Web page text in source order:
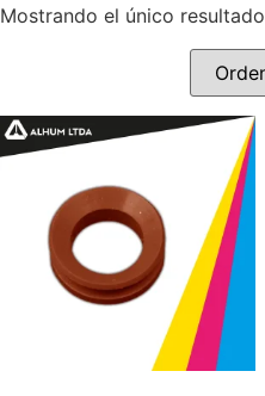
Mostrando el único resultado